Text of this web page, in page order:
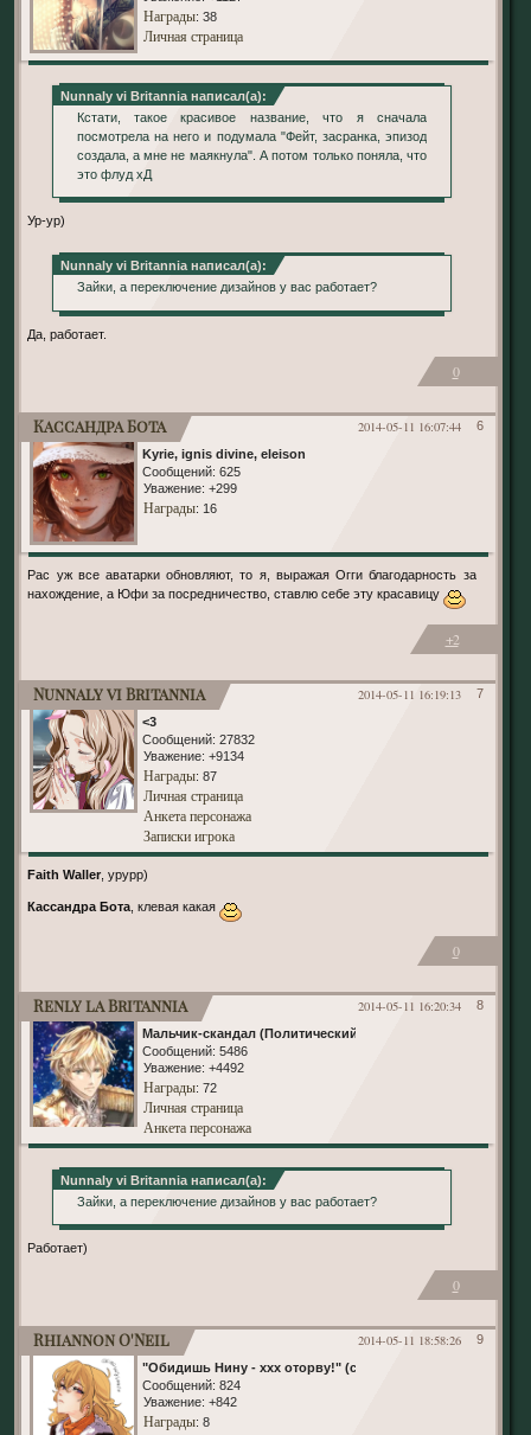
Награды: 38
Личная страница
Nunnaly vi Britannia написал(а):
Кстати, такое красивое название, что я сначала
посмотрела на него и подумала "Фейт, засранка, эпизод
создала, а мне не маякнула". А потом только поняла, что
это флуд хД
Ур-ур)
Nunnaly vi Britannia написал(а):
Зайки, а переключение дизайнов у вас работает?
Да, работает.
0
6
2014-05-11 16:07:44
Кассандра Бота
Kyrie, ignis divine, eleison
Сообщений: 625
Уважение: +299
Награды: 16
Рас уж все аватарки обновляют, то я, выражая Огги благодарность за
нахождение, а Юфи за посредничество, ставлю себе эту красавицу
+2
7
2014-05-11 16:19:13
Nunnaly vi Britannia
<3
Сообщений: 27832
Уважение: +9134
Награды: 87
Личная страница
Анкета персонажа
Записки игрока
Faith Waller , урурр)
Кассандра Бота , клевая какая
0
8
2014-05-11 16:20:34
Renly la Britannia
Мальчик-скандал (Политический)
Сообщений: 5486
Уважение: +4492
Награды: 72
Личная страница
Анкета персонажа
Nunnaly vi Britannia написал(а):
Зайки, а переключение дизайнов у вас работает?
Работает)
0
9
2014-05-11 18:58:26
Rhiannon O'Neil
"Обидишь Нину - ххх оторву!" (с)
Сообщений: 824
Уважение: +842
Награды: 8